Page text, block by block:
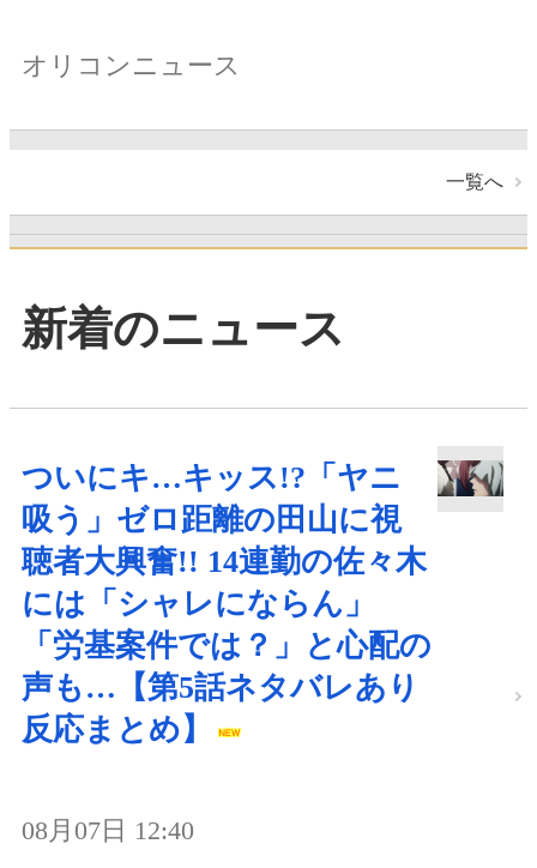
オリコンニュース
一覧へ
新着のニュース
ついにキ…キッス!?「ヤニ
吸う」ゼロ距離の田山に視
聴者大興奮!! 14連勤の佐々木
には「シャレにならん」
「労基案件では？」と心配の
声も…【第5話ネタバレあり
反応まとめ】
08月07日 12:40